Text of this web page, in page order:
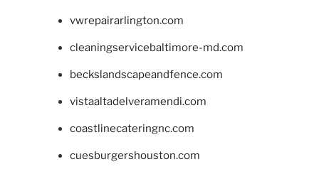
vwrepairarlington.com
cleaningservicebaltimore-md.com
beckslandscapeandfence.com
vistaaltadelveramendi.com
coastlinecateringnc.com
cuesburgershouston.com